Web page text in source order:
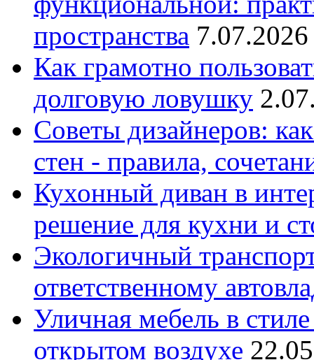
пространства
Как грамотно
долговую ловушку
Советы дизайнеров:
стен - правила,
Кухонный диван в
решение для кухни и
Экологичный
ответственному
Уличная мебель в
открытом воздухе